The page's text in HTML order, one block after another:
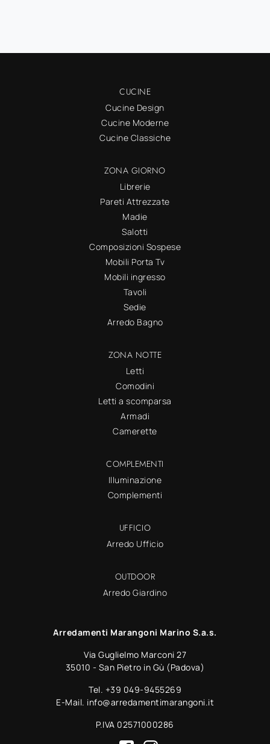
CUCINE
Cucine Design
Cucine Moderne
Cucine Classiche
ZONA GIORNO
Librerie
Pareti Attrezzate
Madie
Salotti
Composizioni Sospese
Mobili Porta Tv
Mobili ingresso
Tavoli
Sedie
Arredo Bagno
ZONA NOTTE
Letti
Comodini
Letti a scomparsa
Armadi
Camerette
COMPLEMENTI
Illuminazione
Complementi
UFFICIO
Arredo Ufficio
OUTDOOR
Arredo Giardino
Arredamenti Marangoni Marino S.a.s.
Via Guglielmo Marconi 27
35010 - San Pietro in Gù (Padova)
Tel. +39 049-9455269
E-Mail. info@arredamentimarangoni.it
P.IVA 02571000286